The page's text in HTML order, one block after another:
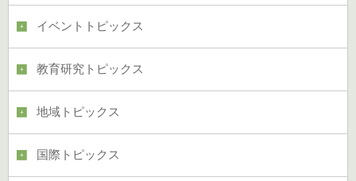
イベントトピックス
教育研究トピックス
地域トピックス
国際トピックス